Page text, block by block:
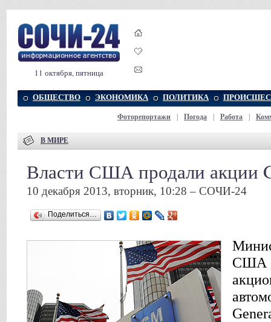
11 октября, пятница
ОБЩЕСТВО ЭКОНОМИКА ПОЛИТИКА
Фоторепортажи Погода Работа
В МИРЕ
Власти США продали акции
10 декабря 2013, вторник, 10:28 – СОЧИ-24
Поделиться…
США